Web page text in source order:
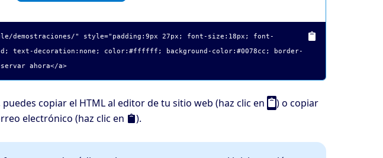
demostraciones/" style="padding:9px 27px; font-size:18px; font-
text-decoration:none; color:#ffffff; background-color:#0078cc; border-
ahora</a>
copiar el HTML al editor de tu sitio web (haz clic en
) o copiar
electrónico (haz clic en
).